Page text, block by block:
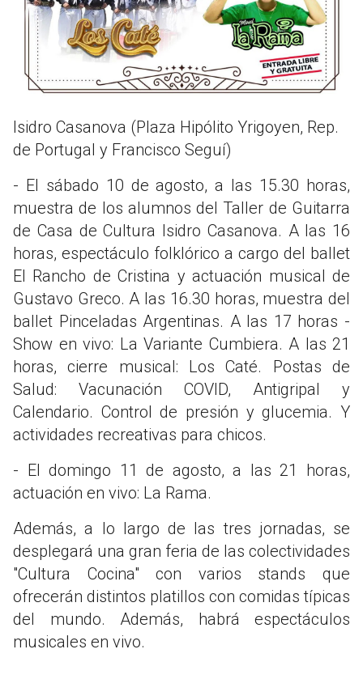
Isidro Casanova (Plaza Hipólito Yrigoyen, Rep.
de Portugal y Francisco Seguí)
- El sábado 10 de agosto, a las 15.30 horas,
muestra de los alumnos del Taller de Guitarra
de Casa de Cultura Isidro Casanova. A las 16
horas, espectáculo folklórico a cargo del ballet
El Rancho de Cristina y actuación musical de
Gustavo Greco. A las 16.30 horas, muestra del
ballet Pinceladas Argentinas. A las 17 horas -
Show en vivo: La Variante Cumbiera. A las 21
horas, cierre musical: Los Caté. Postas de
Salud: Vacunación COVID, Antigripal y
Calendario. Control de presión y glucemia. Y
actividades recreativas para chicos.
- El domingo 11 de agosto, a las 21 horas,
actuación en vivo: La Rama.
Además, a lo largo de las tres jornadas, se
desplegará una gran feria de las colectividades
"Cultura Cocina" con varios stands que
ofrecerán distintos platillos con comidas típicas
del mundo. Además, habrá espectáculos
musicales en vivo.